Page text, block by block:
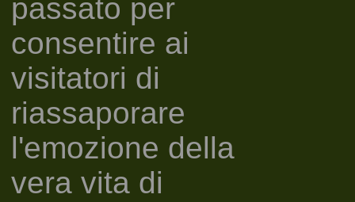
passato per
consentire ai
visitatori di
riassaporare
l'emozione della
vera vita di